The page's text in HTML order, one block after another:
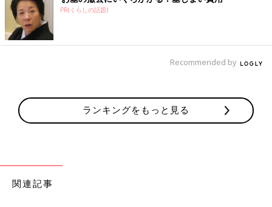
PR(くらしの話題)
Recommended by
ランキングをもっと見る
関連記事